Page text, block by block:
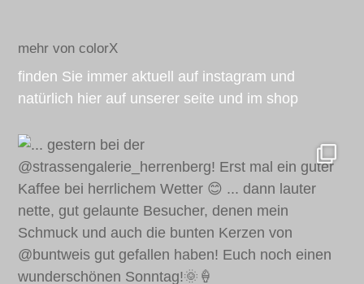
mehr von colorX
finden Sie immer aktuell auf instagram und
natürlich hier auf unserer seite und im shop